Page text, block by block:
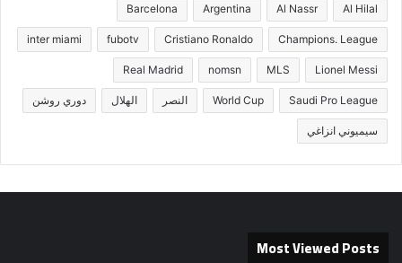
Al Hilal
Al Nassr
Argentina
Barcelona
Champions. League
Cristiano Ronaldo
fubotv
inter miami
Lionel Messi
MLS
nomsn
Real Madrid
Saudi Pro League
World Cup النصر الهلال دوري روشن
سيميوني انزاغي
Most Viewed Posts